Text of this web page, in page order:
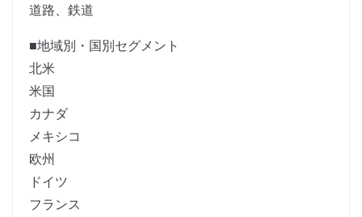
道路、鉄道
■地域別・国別セグメント
北米
米国
カナダ
メキシコ
欧州
ドイツ
フランス